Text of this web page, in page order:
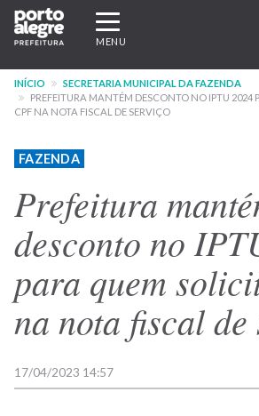
Pular
para
conteúdo
principal
Expandir/recolher
navegação
MENU
INÍCIO
SECRETARIA MUNICIPAL DA FAZENDA
PREFEITURA MANTÉM DESCONTO NO IPTU 2024
CPF NA NOTA FISCAL DE SERVIÇO
FAZENDA
Prefeitura
desconto no
para quem
na nota fiscal
17/04/2023 14:57